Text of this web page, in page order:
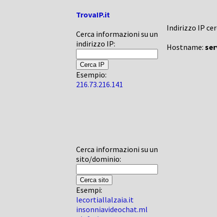
TrovaIP.it
Cerca informazioni su un
indirizzo IP:
Esempio:
216.73.216.141
Cerca informazioni su un
sito/dominio:
Esempi:
lecortiallalzaia.it
insonniavideochat.ml
Indirizzo IP
Hostname: